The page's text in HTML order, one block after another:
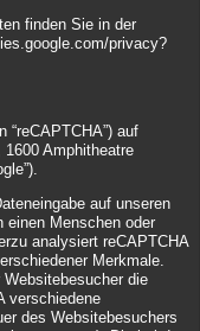
finden Sie in der
privacy?
“reCAPTCHA”) auf
Amphitheatre
auf unseren
einen Menschen oder
analysiert reCAPTCHA
Merkmale.
die
verschiedene
des Websitebesuchers